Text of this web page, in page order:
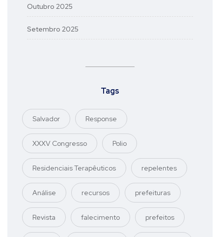
Outubro 2025
Setembro 2025
Tags
Salvador Response
XXXV Congresso Polio
Residenciais Terapêuticos repelentes
Análise recursos prefeituras
Revista falecimento prefeitos